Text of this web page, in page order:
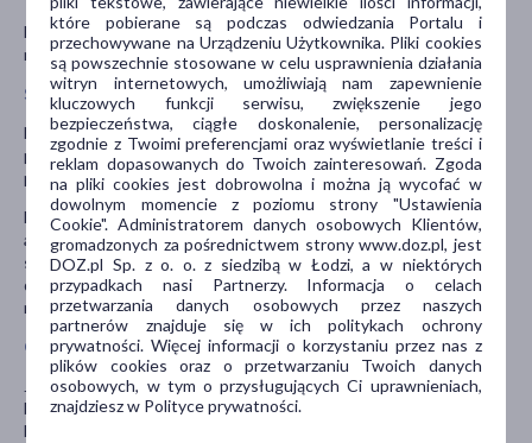
Lek należy przechowywać w miejscu niewidocznym i
niedostępnym dla dzieci, w temperaturze poniżej 25°C.
Stosowanie innych leków
Należy powiedzieć lekarzowi o wszystkich lekach, stosowanych
przez pacjenta obecnie lub ostatnio, a także o lekach, które
pacjent planuje stosować.
Lek
Tussidex może wchodzić w interakcję z: chinidyną,
amiodaronem (leki stosowane w zaburzeniach rytmu
serca); fluoksetyną (lek stosowany w
depresji); lekami działającymi hamująco na ośrodkowy układ
nerwowy, np. leki uspokajające, leki nasenne, przeciwlękowe.
Ciąża i karmienie piersią
Jeśli pacjentka jest w ciąży lub karmi piersią, przypuszcza że może
być w ciąży lub gdy planuje mieć dziecko, powinna poradzić się
lekarza lub farmaceuty przed zastosowaniem tego leku.
które pobierane są podczas odwiedzania Portalu i
przechowywane na Urządzeniu Użytkownika. Pliki cookies
są powszechnie stosowane w celu usprawnienia działania
witryn internetowych, umożliwiają nam zapewnienie
kluczowych funkcji serwisu, zwiększenie jego
bezpieczeństwa, ciągłe doskonalenie, personalizację
zgodnie z Twoimi preferencjami oraz wyświetlanie treści i
reklam dopasowanych do Twoich zainteresowań. Zgoda
na pliki cookies jest dobrowolna i można ją wycofać w
dowolnym momencie z poziomu strony "Ustawienia
Cookie". Administratorem danych osobowych Klientów,
gromadzonych za pośrednictwem strony www.doz.pl, jest
DOZ.pl Sp. z o. o. z siedzibą w Łodzi, a w niektórych
przypadkach nasi Partnerzy. Informacja o celach
przetwarzania danych osobowych przez naszych
partnerów znajduje się w ich politykach ochrony
prywatności. Więcej informacji o korzystaniu przez nas z
plików cookies oraz o przetwarzaniu Twoich danych
osobowych, w tym o przysługujących Ci uprawnieniach,
znajdziesz w Polityce prywatności.